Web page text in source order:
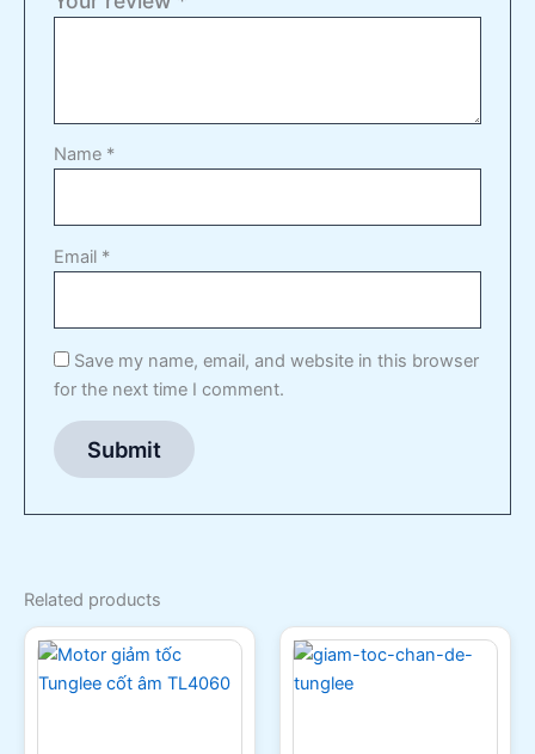
Name *
Email *
Save my name, email, and website in this browser
for the next time I comment.
Related products